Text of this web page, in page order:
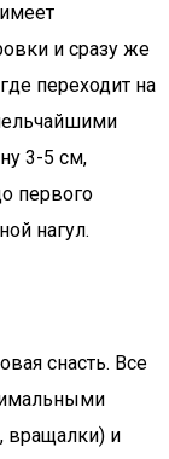
и сразу же
переходит на
3-5 см,
первого
нагул.
снасть. Все
вращалки) и